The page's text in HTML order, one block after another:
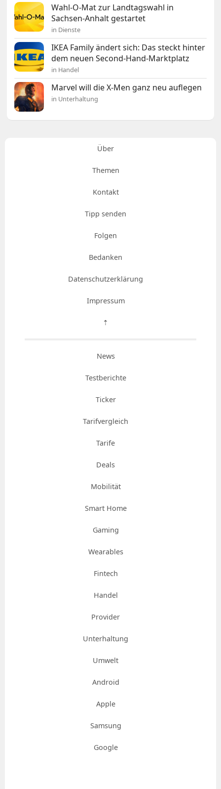
Wahl-O-Mat zur Landtagswahl in
Sachsen-Anhalt gestartet
in Dienste
IKEA Family ändert sich: Das steckt hinter
dem neuen Second-Hand-Marktplatz
in Handel
Marvel will die X-Men ganz neu auflegen
in Unterhaltung
Über
Themen
Kontakt
Tipp senden
Folgen
Bedanken
Datenschutzerklärung
Impressum
⇡
News
Testberichte
Ticker
Tarifvergleich
Tarife
Deals
Mobilität
Smart Home
Gaming
Wearables
Fintech
Handel
Provider
Unterhaltung
Umwelt
Android
Apple
Samsung
Google